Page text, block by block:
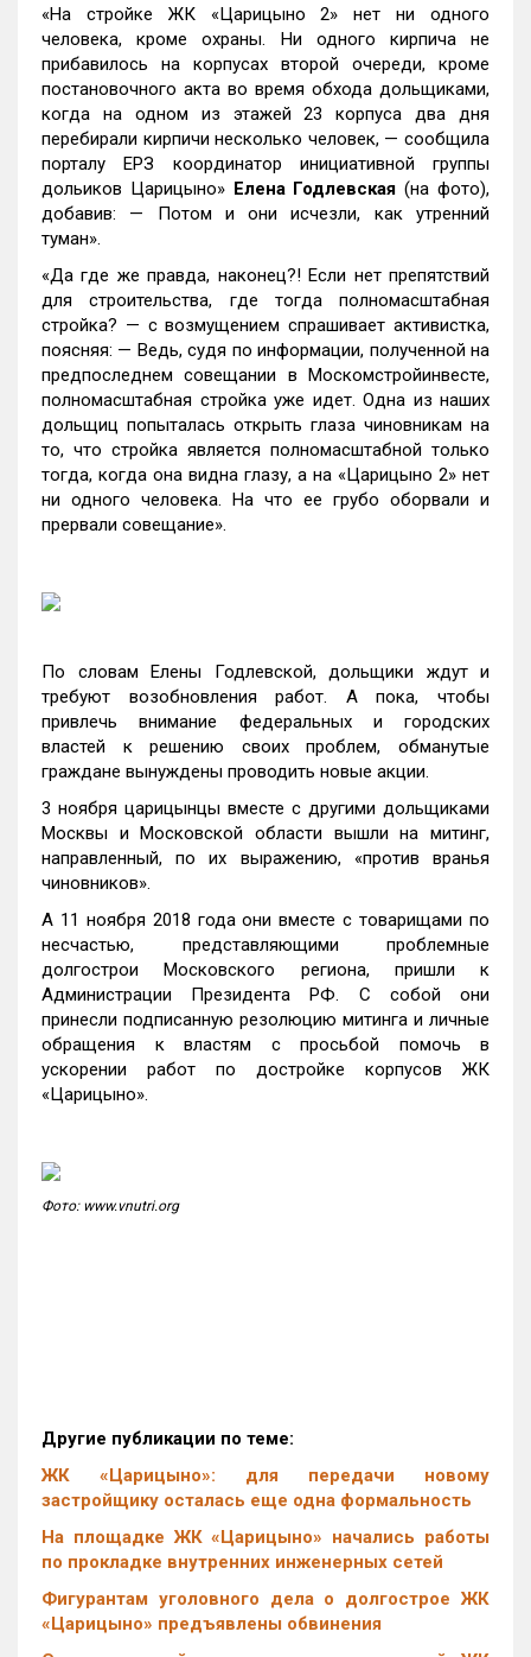
«На стройке ЖК «Царицыно 2» нет ни одного
человека, кроме охраны. Ни одного кирпича не
прибавилось на корпусах второй очереди, кроме
постановочного акта во время обхода дольщиками,
когда на одном из этажей 23 корпуса два дня
перебирали кирпичи несколько человек, — сообщила
порталу ЕРЗ координатор инициативной группы
дольиков Царицыно» Елена Годлевская (на фото),
добавив: — Потом и они исчезли, как утренний
туман».
«Да где же правда, наконец?! Если нет препятствий
для строительства, где тогда полномасштабная
стройка? — с возмущением спрашивает активистка,
поясняя: — Ведь, судя по информации, полученной на
предпоследнем совещании в Москомстройинвесте,
полномасштабная стройка уже идет. Одна из наших
дольщиц попыталась открыть глаза чиновникам на
то, что стройка является полномасштабной только
тогда, когда она видна глазу, а на «Царицыно 2» нет
ни одного человека. На что ее грубо оборвали и
прервали совещание».
По словам Елены Годлевской, дольщики ждут и
требуют возобновления работ. А пока, чтобы
привлечь внимание федеральных и городских
властей к решению своих проблем, обманутые
граждане вынуждены проводить новые акции.
3 ноября царицынцы вместе с другими дольщиками
Москвы и Московской области вышли на митинг,
направленный, по их выражению, «против вранья
чиновников».
А 11 ноября 2018 года они вместе с товарищами по
несчастью, представляющими проблемные
долгострои Московского региона, пришли к
Администрации Президента РФ. С собой они
принесли подписанную резолюцию митинга и личные
обращения к властям с просьбой помочь в
ускорении работ по достройке корпусов ЖК
«Царицыно».
Фото: www.vnutri.org
Другие публикации по теме:
ЖК «Царицыно»: для передачи новому
застройщику осталась еще одна формальность
На площадке ЖК «Царицыно» начались работы
по прокладке внутренних инженерных сетей
Фигурантам уголовного дела о долгострое ЖК
«Царицыно» предъявлены обвинения